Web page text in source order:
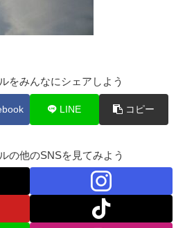
をみんなにシェアしよう
LINE コピー
の他のSNSを見てみよう